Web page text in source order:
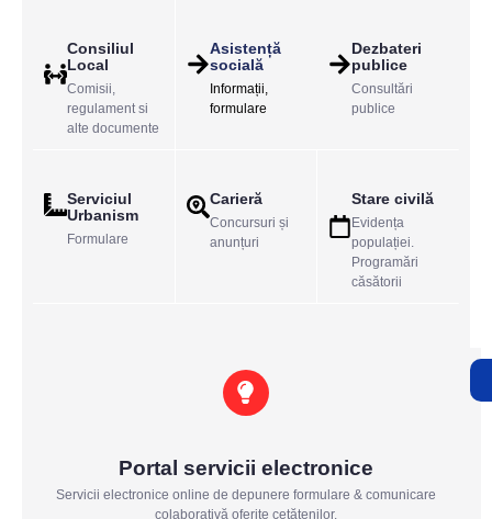
Consiliul
Local
Comisii,
regulament si
alte documente
Asistență
socială
Informații,
formulare
Dezbateri
publice
Consultări
publice
Serviciul
Urbanism
Formulare
Carieră
Concursuri și
anunțuri
Stare civilă
Evidența
populației.
Programări
căsătorii
Portal servicii electronice
Servicii electronice online de depunere formulare & comunicare
colaborativă oferite cetățenilor.